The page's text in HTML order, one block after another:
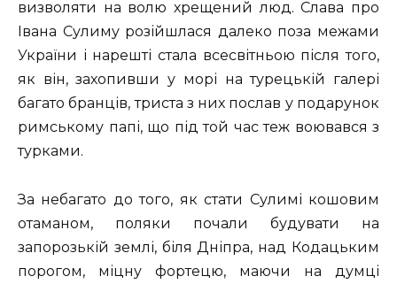
визволяти на волю хрещений люд. Слава про
Івана Сулиму розійшлася далеко поза межами
України і нарешті стала всесвітньою після того,
як він, захопивши у морі на турецькій галері
багато бранців, триста з них послав у подарунок
римському папі, що під той час теж воювався з
турками.
За небагато до того, як стати Сулимі кошовим
отаманом, поляки почали будувати на
запорозькій землі, біля Дніпра, над Кодацьким
порогом, міцну фортецю, маючи на думці